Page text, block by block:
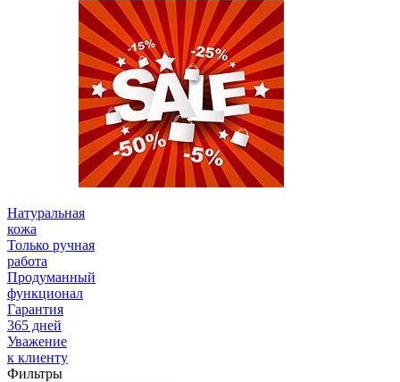
Натуральная
кожа
Только ручная
работа
Продуманный
функционал
Гарантия
365 дней
Уважение
к клиенту
Фильтры